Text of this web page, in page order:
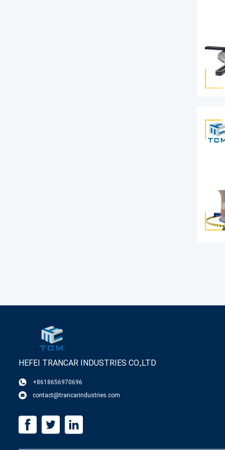
HEFEI TRANCAR INDUSTRIES CO.,LTD
+8618656970696
contact@trancarindustries.com